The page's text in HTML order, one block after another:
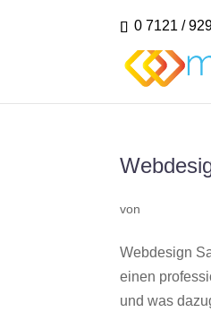
0 7121 /
von
Webdesign
einen
und was